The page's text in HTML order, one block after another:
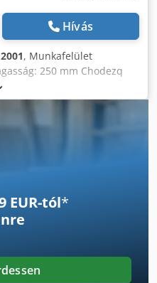
Hívás
2001, Munkafelület
250 mm Chodezq
Kések száma: 4
vastagság kijelzése:
6 / 12 m/perc Bevitelhez
használt henger: gumi
teljesítménye: 5,5 kW
hossza: 1200 mm Gép
kg
EUR-tól*